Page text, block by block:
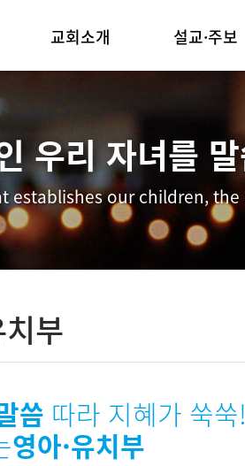
교회소개
교회연혁
예배안내
섬기는 이들
찾아오시는길
설교·주보
교회주보
행사동영상
우리 자녀를
establishes our children,
부
씀 따라 지혜가 쑥
영아·유치부